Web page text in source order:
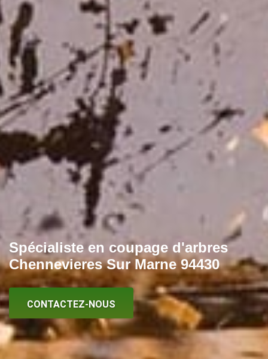
Spécialiste en coupage d'arbres
Chennevieres Sur Marne 94430
CONTACTEZ-NOUS